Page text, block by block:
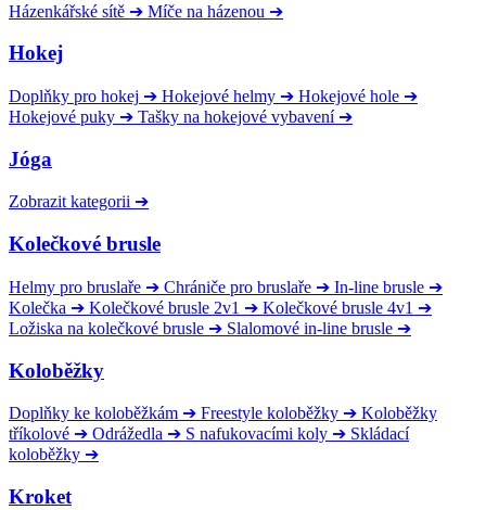
Házenkářské sítě ➔ Míče na házenou ➔
Hokej
Doplňky pro hokej ➔ Hokejové helmy ➔ Hokejové hole ➔
Hokejové puky ➔ Tašky na hokejové vybavení ➔
Jóga
Zobrazit kategorii ➔
Kolečkové brusle
Helmy pro bruslaře ➔ Chrániče pro bruslaře ➔ In-line brusle ➔
Kolečka ➔ Kolečkové brusle 2v1 ➔ Kolečkové brusle 4v1 ➔
Ložiska na kolečkové brusle ➔ Slalomové in-line brusle ➔
Koloběžky
Doplňky ke koloběžkám ➔ Freestyle koloběžky ➔ Koloběžky
tříkolové ➔ Odrážedla ➔ S nafukovacími koly ➔ Skládací
koloběžky ➔
Kroket